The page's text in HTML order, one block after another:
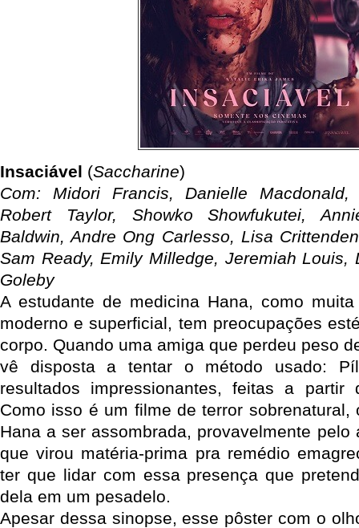
Insaciável (Saccharine)
Com: Midori Francis, Danielle Macdonald,
Robert Taylor, Showko Showfukutei,
Baldwin, Andre Ong Carlesso, Lisa
Sam Ready, Emily Milledge, Jeremiah Louis,
Goleby
A estudante de medicina Hana, como
moderno e superficial, tem preocupações
corpo. Quando uma amiga que perdeu peso
vê disposta a tentar o método usado:
resultados impressionantes, feitas a partir
Como isso é um filme de terror sobrenatural,
Hana a ser assombrada, provavelmente pelo
que virou matéria-prima pra remédio
ter que lidar com essa presença que
dela em um pesadelo.
Apesar dessa sinopse, esse pôster com o